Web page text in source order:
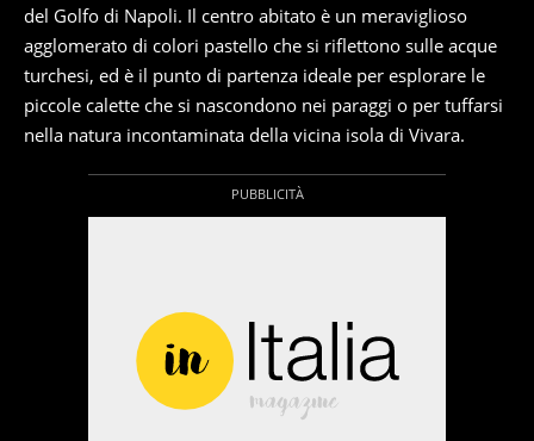
del Golfo di Napoli. Il centro abitato è un meraviglioso
agglomerato di colori pastello che si riflettono sulle acque
turchesi, ed è il punto di partenza ideale per esplorare le
piccole calette che si nascondono nei paraggi o per tuffarsi
nella natura incontaminata della vicina isola di Vivara.